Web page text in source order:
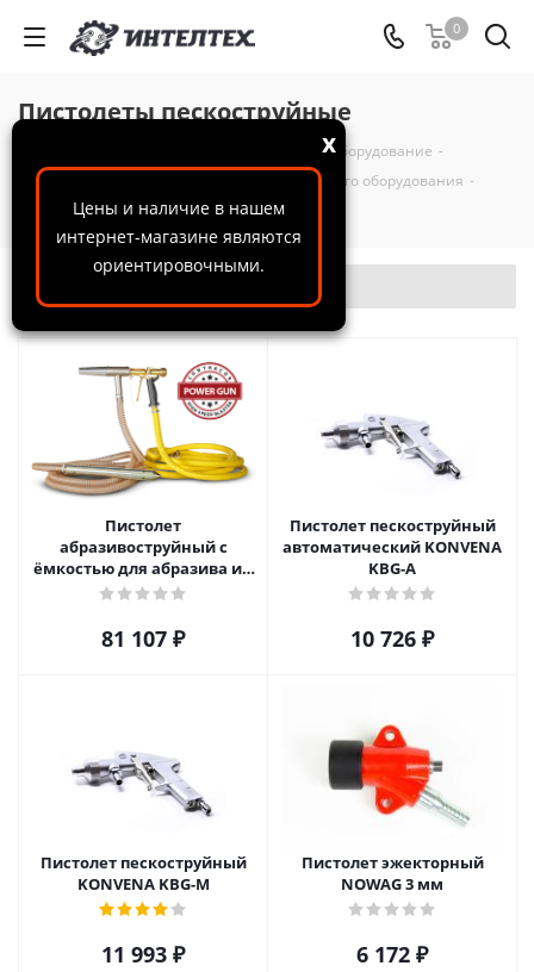
Цены и наличие в нашем
интернет-магазине являются
ориентировочными.
x
0
Пистолеты пескоструйные
Пескоструйное оборудование -
Комплектующие и запчасти для пескоструйного оборудования -
Пистолеты пескоструйные
Пистолет
абразивоструйный с
ёмкостью для абразива и 5
м рукавом сжат. воздуха
81 107 ₽
Пистолет пескоструйный
автоматический KONVENA
KBG-A
10 726 ₽
Пистолет пескоструйный
KONVENA KBG-M
11 993 ₽
Пистолет эжекторный
NOWAG 3 мм
6 172 ₽